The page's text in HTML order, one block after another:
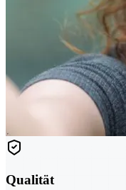
Qualität